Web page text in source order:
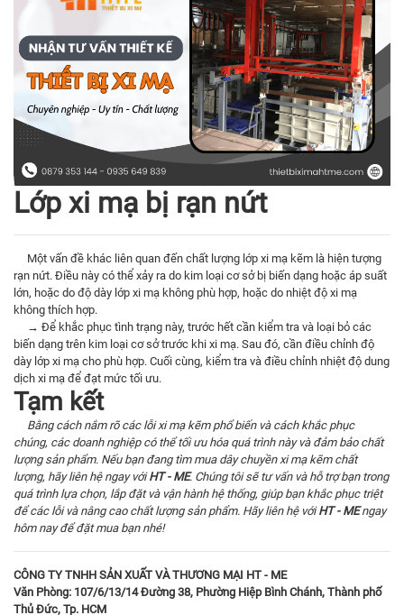
Lớp xi mạ bị rạn nứt
Một vấn đề khác liên quan đến chất lượng lớp xi mạ kẽm là hiện tượng
rạn nứt. Điều này có thể xảy ra do kim loại cơ sở bị biến dạng hoặc áp suất
lớn, hoặc do độ dày lớp xi mạ không phù hợp, hoặc do nhiệt độ xi mạ
không thích hợp.
→ Để khắc phục tình trạng này, trước hết cần kiểm tra và loại bỏ các
biến dạng trên kim loại cơ sở trước khi xi mạ. Sau đó, cần điều chỉnh độ
dày lớp xi mạ cho phù hợp. Cuối cùng, kiểm tra và điều chỉnh nhiệt độ dung
dịch xi mạ để đạt mức tối ưu.
Tạm kết
Bằng cách nắm rõ các lỗi xi mạ kẽm phổ biến và cách khắc phục
chúng, các doanh nghiệp có thể tối ưu hóa quá trình này và đảm bảo chất
lượng sản phẩm. Nếu bạn đang tìm mua dây chuyền xi mạ kẽm chất
lượng, hãy liên hệ ngay vớiHT - ME. Chúng tôi sẽ tư vấn và hỗ trợ bạn trong
quá trình lựa chọn, lắp đặt và vận hành hệ thống, giúp bạn khắc phục triệt
để các lỗi và nâng cao chất lượng sản phẩm. Hãy liên hệ vớiHT - MEngay
hôm nay để đặt mua bạn nhé!
CÔNG TY TNHH SẢN XUẤT VÀ THƯƠNG MẠI HT - ME
Văn Phòng: 107/6/13/14 Đường 38, Phường Hiệp Bình Chánh, Thành phố
Thủ Đức, Tp. HCM